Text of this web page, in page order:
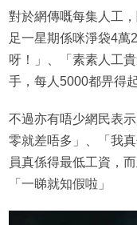
對於網傳嘅每集人工
足一星期係咪淨袋4萬
呀！」、「素素人工
手，每人5000都畀得起
不過亦有唔少網民表
零就差唔多」、「我
員真係得最低工資，
「一睇就知假啦」